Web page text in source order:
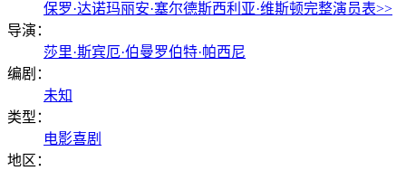
保罗·达诺玛丽安·塞尔德斯西利亚·维斯顿完整演员表>>
导演：
莎里·斯宾厄·伯曼罗伯特·帕西尼
编剧：
未知
类型：
电影喜剧
地区：